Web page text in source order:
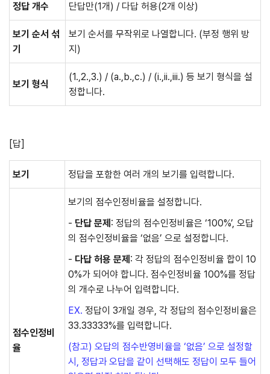
정답 개수 단답만(1개) / 다답 허용(2개 이상)
보기 순서 섞
기
보기 순서를 무작위로 나열합니다. (부정 행위 방
지)
보기 형식
(1.,2.,3.) / (a.,b.,c.) / (i.,ii.,iii.) 등 보기 형식을 설
정합니다.
[답]
보기 정답을 포함한 여러 개의 보기를 입력합니다.
점수인정비
율
보기의 점수인정비율을 설정합니다.
- 단답 문제 : 정답의 점수인정비율은 ‘100%’, 오답
의 점수인정비율을 ‘없음’ 으로 설정합니다.
- 다답 허용 문제 : 각 정답의 점수인정비율 합이 10
0%가 되어야 합니다. 점수인정비율 100%를 정답
의 개수로 나누어 입력합니다.
EX. 정답이 3개일 경우, 각 정답의 점수인정비율은
33.33333%를 입력합니다.
(참고) 오답의 점수반영비율을 ‘없음’ 으로 설정할
시, 정답과 오답을 같이 선택해도 정답이 모두 들어